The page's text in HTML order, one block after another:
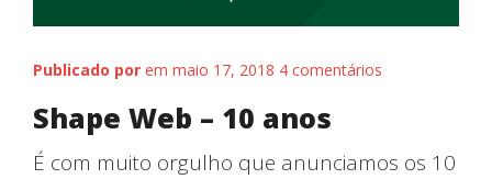
Publicado por em maio 17, 2018 4 comentários
Shape Web – 10 anos
É com muito orgulho que anunciamos os 10